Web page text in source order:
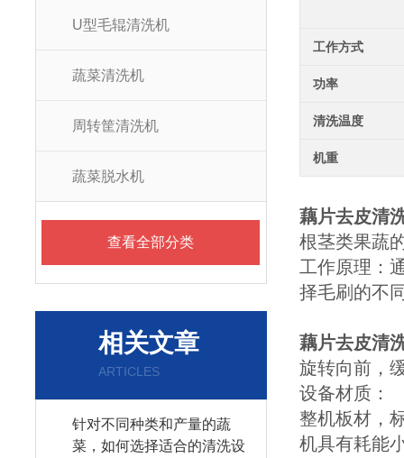
U型毛辊清洗机
蔬菜清洗机
周转筐清洗机
蔬菜脱水机
查看全部分类
相关文章
ARTICLES
针对不同种类和产量的蔬
菜，如何选择适合的清洗设
工作方式
功率
清洗温度
机重
藕片去皮清
根茎类果蔬
工作原理：
择毛刷的不
藕片去皮清
旋转向前，
设备材质：
整机板材，
机具有耗能